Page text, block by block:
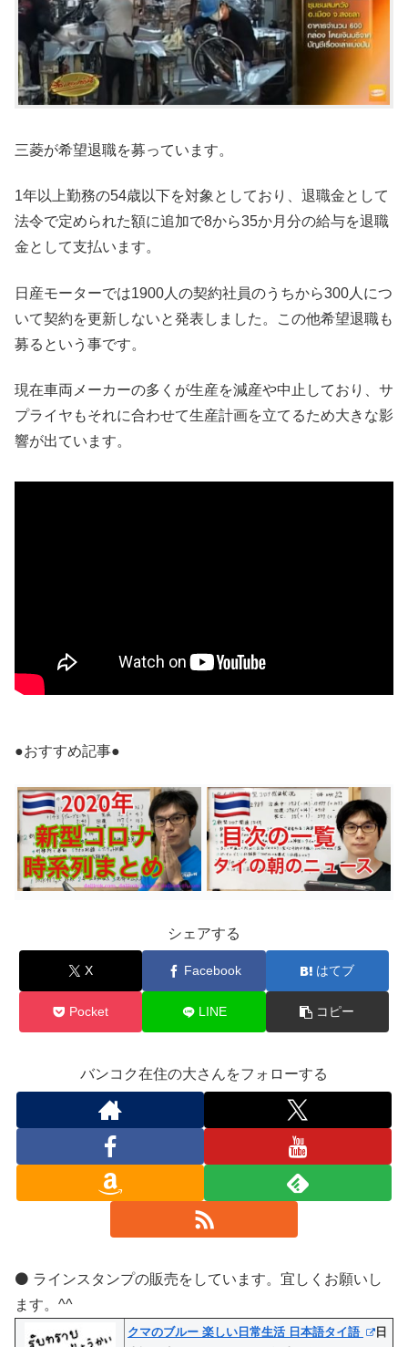
三菱が希望退職を募っています。
1年以上勤務の54歳以下を対象としており、退職金として
法令で定められた額に追加で8から35か月分の給与を退職
金として支払います。
日産モーターでは1900人の契約社員のうちから300人につ
いて契約を更新しないと発表しました。この他希望退職も
募るという事です。
現在車両メーカーの多くが生産を減産や中止しており、サ
プライヤもそれに合わせて生産計画を立てるため大きな影
響が出ています。
●おすすめ記事●
シェアする
X Facebook はてブ
Pocket LINE コピー
バンコク在住の大さんをフォローする
⚫️ ラインスタンプの販売をしています。宜しくお願いし
ます。^^
クマのブルー 楽しい日常生活 日本語タイ語
日